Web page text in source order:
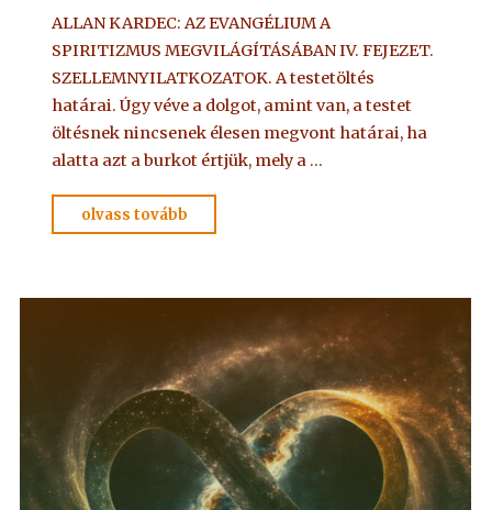
ALLAN KARDEC: AZ EVANGÉLIUM A
SPIRITIZMUS MEGVILÁGÍTÁSÁBAN IV. FEJEZET.
SZELLEMNYILATKOZATOK. A testetöltés
határai. Úgy véve a dolgot, amint van, a testet
öltésnek nincsenek élesen megvont határai, ha
alatta azt a burkot értjük, mely a …
olvass tovább
EGYÜTT
15"